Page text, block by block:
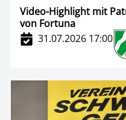
Video-Highlight mit
von Fortuna
31.07.2026 17:00